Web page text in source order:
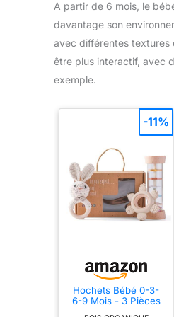
A partir de 6 mois, le
davantage son
avec différentes textures
être plus interactif, avec
exemple.
Hochets Bébé 0-3-
6-9 Mois - 3 Pièces
-11%